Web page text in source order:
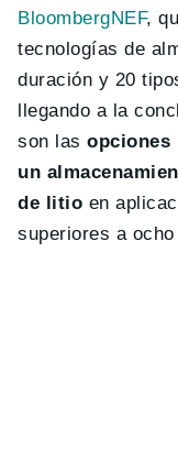
BloombergNEF,
tecnologías de
duración y 20
llegando a la
son lasopciones
un
de litio en
superiores a